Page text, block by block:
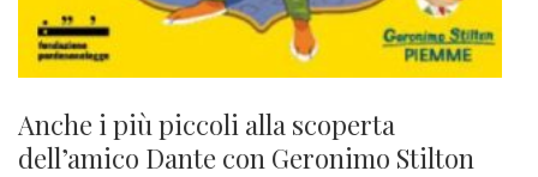
Anche i più piccoli alla scoperta
dell’amico Dante con Geronimo Stilton